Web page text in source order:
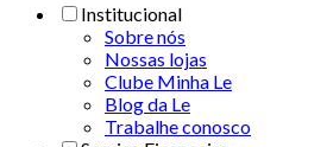
Institucional
Sobre nós
Nossas lojas
Clube Minha Le
Blog da Le
Trabalhe conosco